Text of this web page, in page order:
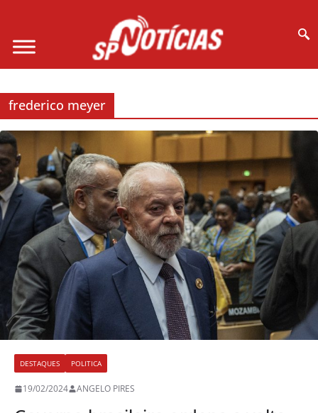
frederico meyer
DESTAQUES POLITICA
19/02/2024 ANGELO PIRES